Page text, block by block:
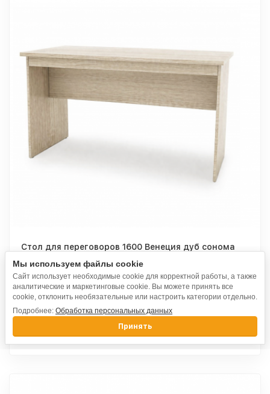
Стол для переговоров 1600 Венеция дуб сонома
5 340₽
Выбрать
Мы используем файлы cookie
Сайт использует необходимые cookie для корректной работы, а также
аналитические и маркетинговые cookie. Вы можете принять все
cookie, отклонить необязательные или настроить категории отдельно.
Подробнее: Обработка персональных данных
Принять